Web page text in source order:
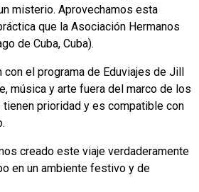
misterio. Aprovechamos esta
que la Asociación Hermanos
de Cuba, Cuba).
el programa de Eduviajes de Jill
música y arte fuera del marco de los
prioridad y es compatible con
creado este viaje verdaderamente
en un ambiente festivo y de